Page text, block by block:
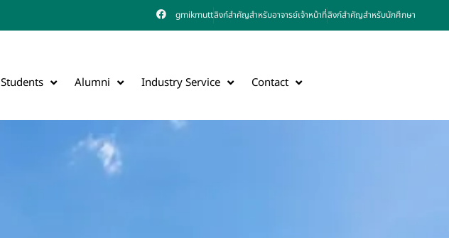
gmikmuttลิงก์สำคัญสำหรับอาจารย์เจ้าหน้าที่ลิงก์สำคัญสำหรับนักศึกษา
Students Alumni Industry Service Contact